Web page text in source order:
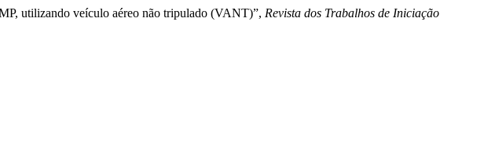
utilizando veículo aéreo não tripulado (VANT)”, Revista dos Trabalhos de Iniciação